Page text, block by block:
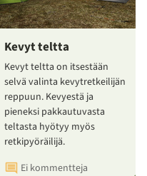
Kevyt teltta
Kevyt teltta on itsestään
selvä valinta kevytretkeilijän
reppuun. Kevyestä ja
pieneksi pakkautuvasta
teltasta hyötyy myös
retkipyöräilijä.
Ei kommentteja